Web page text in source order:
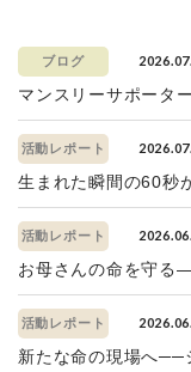
ブログ
マンスリーサポータ
活動レポート
生まれた瞬間の60秒
活動レポート
お母さんの命を守る
活動レポート
新たな命の現場へ──